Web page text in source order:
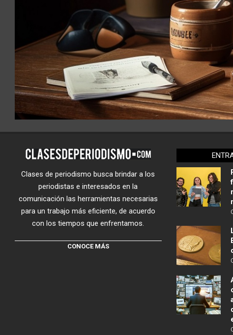
Clases de periodismo busca brindar a los
periodistas e interesados en la
comunicación las herramientas necesarias
para un trabajo más eficiente, de acuerdo
con los tiempos que enfrentamos.
CONOCE MÁS